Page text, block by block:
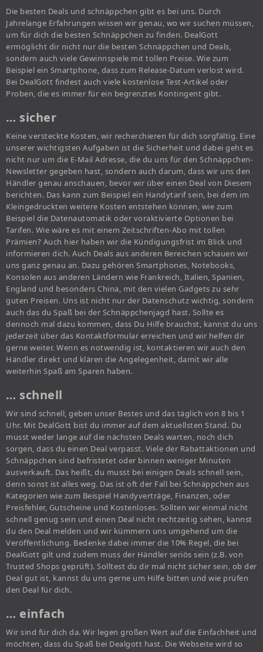
Die besten Deals und schnäppchen gibt es bei uns. Durch
Jahrelange Erfahrungen wissen wir genau, wo wir suchen müssen,
um für dich die besten Schnäppchen zu finden. DealGott
ermöglicht dir nicht nur die besten Schnäppchen und Deals,
sondern auch viele Gewinnspiele mit tollen Preise. Wie zum
Beispiel ein Smartphone, dass zum Release-Datum verlost wird.
Bei DealGott findest auch viele kostenlose Test-Artikel oder
Proben, die es immer für ein begrenztes Kontingent gibt.
… sicher
Keine versteckte Kosten, wir recherchieren für dich sorgfältig. Eine
unserer wichtigsten Aufgaben ist die Sicherheit und dabei geht es
nicht nur um die E-Mail Adresse, die du uns für den Schnäppchen-
Newsletter gegeben hast, sondern auch darum, dass wir uns den
Händler genau anschauen, bevor wir über einen Deal von Diesem
berichten. Das kann zum Beispiel ein Handytarif sein, bei dem im
Kleingedruckten weitere Kosten entstehen können, wie zum
Beispiel die Datenautomatik oder voraktivierte Optionen bei
Tarifen. Wie wäre es mit einem Zeitschriften-Abo mit tollen
Prämien? Auch hier haben wir die Kündigungsfrist im Blick und
informieren dich. Auch Deals aus anderen Bereichen schauen wir
uns ganz genau an. Dazu gehören Smartphones, Notebooks,
Konsolen aus anderen Ländern wie Frankreich, Italien, Spanien,
England und besonders China, mit den vielen Gadgets zu sehr
guten Preisen. Uns ist nicht nur der Datenschutz wichtig, sondern
auch das du Spaß bei der Schnäppchenjagd hast. Sollte es
dennoch mal dazu kommen, dass Du Hilfe brauchst, kannst du uns
jederzeit über das Kontaktformular erreichen und wir helfen dir
gerne weiter. Wenn es notwendig ist, kontaktieren wir auch den
Händler direkt und klären die Angelegenheit, damit wir alle
weiterhin Spaß am Sparen haben.
… schnell
Wir sind schnell, geben unser Bestes und das täglich von 8 bis 1
Uhr. Mit DealGott bist du immer auf dem aktuellsten Stand. Du
musst weder lange auf die nächsten Deals warten, noch dich
sorgen, dass du einen Deal verpasst. Viele der Rabattaktionen und
Schnäppchen sind befristetet oder binnen weniger Minuten
ausverkauft. Das heißt, du musst bei einigen Deals schnell sein,
denn sonst ist alles weg. Das ist oft der Fall bei Schnäppchen aus
Kategorien wie zum Beispiel Handyverträge, Finanzen, oder
Preisfehler, Gutscheine und Kostenloses. Sollten wir einmal nicht
schnell genug sein und einen Deal nicht rechtzeitig sehen, kannst
du den Deal melden und wir kümmern uns umgehend um die
Veröffentlichung. Bedenke dabei immer die 10% Regel, die bei
DealGott gilt und zudem muss der Händler seriös sein (z.B. von
Trusted Shops geprüft). Solltest du dir mal nicht sicher sein, ob der
Deal gut ist, kannst du uns gerne um Hilfe bitten und wie prüfen
den Deal für dich.
… einfach
Wir sind für dich da. Wir legen großen Wert auf die Einfachheit und
möchten, dass du Spaß bei Dealgott hast. Die Webseite wird so